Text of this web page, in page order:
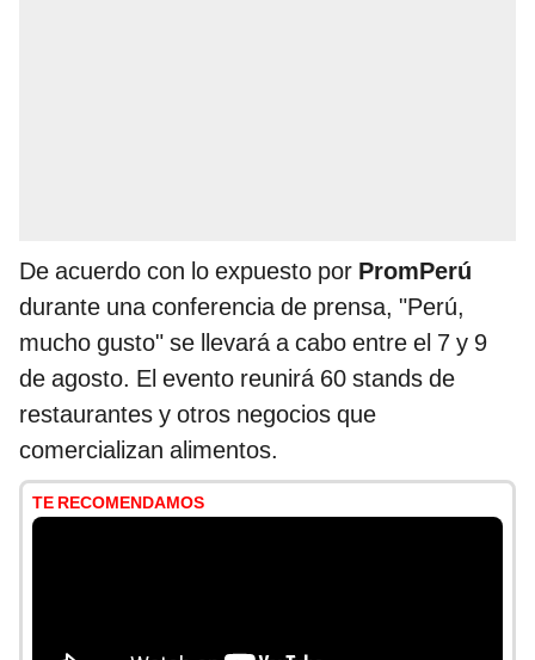
De acuerdo con lo expuesto por PromPerú
durante una conferencia de prensa, "Perú,
mucho gusto" se llevará a cabo entre el 7 y 9
de agosto. El evento reunirá 60 stands de
restaurantes y otros negocios que
comercializan alimentos.
TE RECOMENDAMOS